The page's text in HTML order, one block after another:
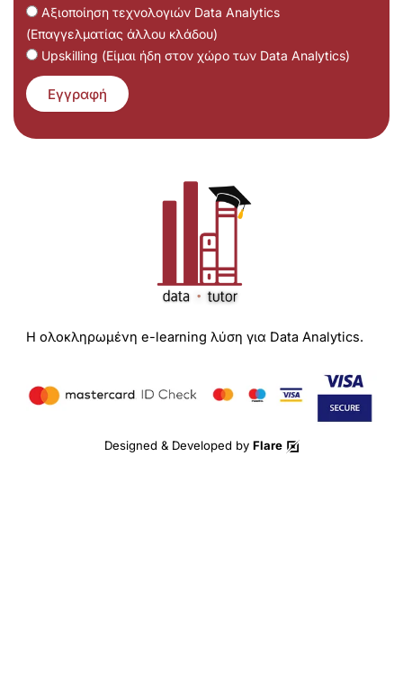
Αξιοποίηση τεχνολογιών Data Analytics
(Επαγγελματίας άλλου κλάδου)
Upskilling (Είμαι ήδη στον χώρο των Data Analytics)
Εγγραφή
Η ολοκληρωμένη e-learning λύση για Data Analytics.
Designed & Developed by Flare